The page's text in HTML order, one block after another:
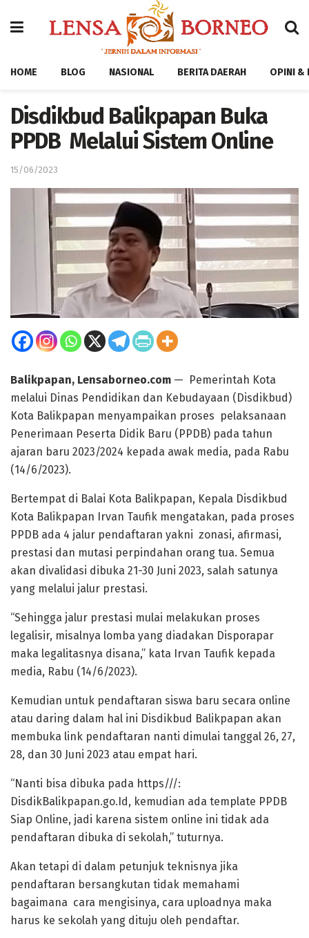
HOME BLOG NASIONAL BERITA DAERAH OPINI &
Disdikbud Balikpapan Buka
PPDB Melalui Sistem Online
15/06/2023
Balikpapan, Lensaborneo.com — Pemerintah Kota
melalui Dinas Pendidikan dan Kebudayaan (Disdikbud)
Kota Balikpapan menyampaikan proses pelaksanaan
Penerimaan Peserta Didik Baru (PPDB) pada tahun
ajaran baru 2023/2024 kepada awak media, pada Rabu
(14/6/2023).
Bertempat di Balai Kota Balikpapan, Kepala Disdikbud
Kota Balikpapan Irvan Taufik mengatakan, pada proses
PPDB ada 4 jalur pendaftaran yakni zonasi, afirmasi,
prestasi dan mutasi perpindahan orang tua. Semua
akan divalidasi dibuka 21-30 Juni 2023, salah satunya
yang melalui jalur prestasi.
“Sehingga jalur prestasi mulai melakukan proses
legalisir, misalnya lomba yang diadakan Disporapar
maka legalitasnya disana,” kata Irvan Taufik kepada
media, Rabu (14/6/2023).
Kemudian untuk pendaftaran siswa baru secara online
atau daring dalam hal ini Disdikbud Balikpapan akan
membuka link pendaftaran nanti dimulai tanggal 26, 27,
28, dan 30 Juni 2023 atau empat hari.
“Nanti bisa dibuka pada https///:
DisdikBalikpapan.go.Id, kemudian ada template PPDB
Siap Online, jadi karena sistem online ini tidak ada
pendaftaran dibuka di sekolah,” tuturnya.
Akan tetapi di dalam petunjuk teknisnya jika
pendaftaran bersangkutan tidak memahami
bagaimana cara mengisinya, cara uploadnya maka
harus ke sekolah yang dituju oleh pendaftar.